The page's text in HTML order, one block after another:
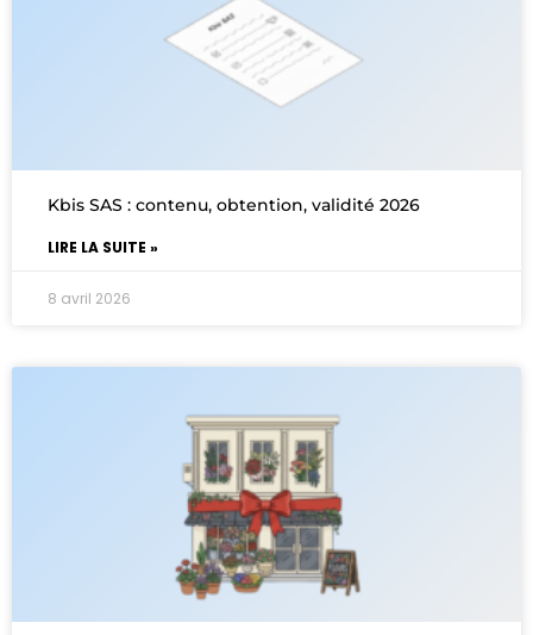
Kbis SAS : contenu, obtention, validité 2026
LIRE LA SUITE »
8 avril 2026